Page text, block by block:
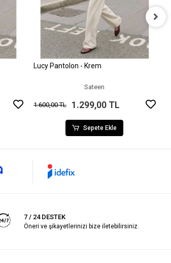
Sepete Ekle
Lucy Pantolon - Krem
Sateen
1.600,00 TL 1.299,00 TL
Sepete Ekle
7 / 24 DESTEK
Öneri ve şikayetlerinizi bize iletebilirsiniz.